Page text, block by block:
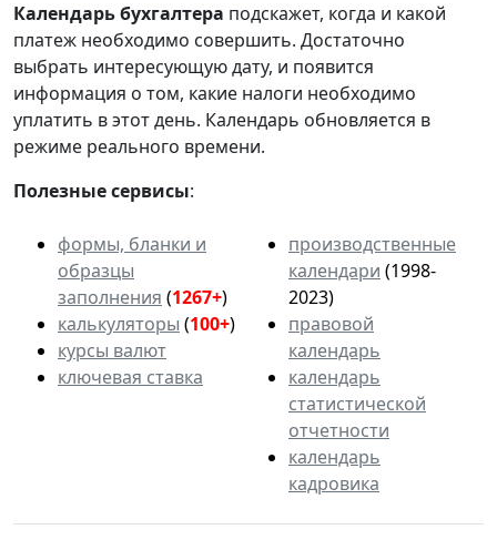
Календарьбухгалтера подскажет, когда и какой
платеж необходимо совершить. Достаточно
выбрать интересующую дату, и появится
информация о том, какие налоги необходимо
уплатить в этот день. Календарь обновляется в
режиме реального времени.
Полезные сервисы:
формы, бланки и
образцы
заполнения (1267+)
калькуляторы (100+)
курсы валют
ключевая ставка
производственные
календари (1998-
2023)
правовой
календарь
календарь
статистической
отчетности
календарь
кадровика